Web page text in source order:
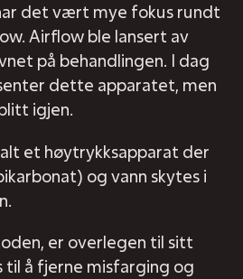
det vært mye fokus rundt
Airflow ble lansert av
på behandlingen. I dag
dette apparatet, men
igjen.
et høytrykksapparat der
og vann skytes i
er overlegen til sitt
til å fjerne misfarging og